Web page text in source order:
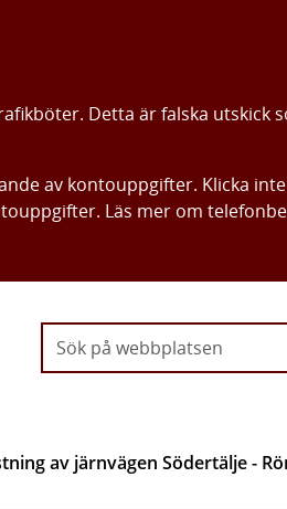
Detta är falska utskick
av kontouppgifter. Klicka
Läs mer om
av järnvägen Södertälje -